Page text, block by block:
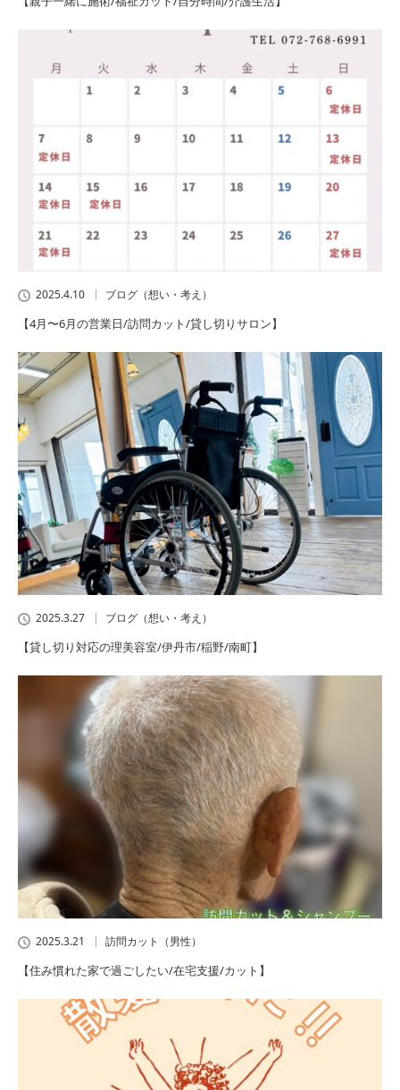
2025.4.10 ブログ（想い・考え）
【4月〜6月の営業日/訪問カット/貸し切りサロン】
2025.3.27 ブログ（想い・考え）
【貸し切り対応の理美容室/伊丹市/稲野/南町】
2025.3.21 訪問カット（男性）
【住み慣れた家で過ごしたい/在宅支援/カット】